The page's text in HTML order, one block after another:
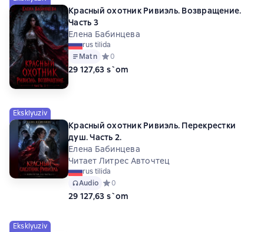
Красный охотник Ривиэль. Возвращение.
Часть 3
Елена Бабинцева
rus tilida
Matn Средний рейтинг 0 на основе 0 оценок
0
29 127,63 s`om
Eksklyuziv
Красный охотник Ривиэль. Перекрестки
душ. Часть 2.
Елена Бабинцева
Читает Литрес Авточтец
rus tilida
Audio Средний рейтинг 0 на основе 0 оценок
0
29 127,63 s`om
Eksklyuziv